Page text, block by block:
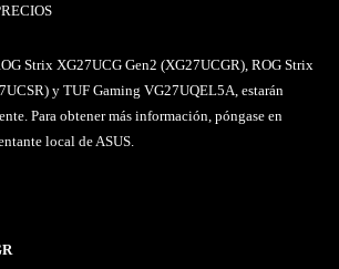
Strix XG27UCG Gen2 (XG27UCGR), ROG Strix
y TUF Gaming VG27UQEL5A, estarán
Para obtener más información, póngase en
local de ASUS.